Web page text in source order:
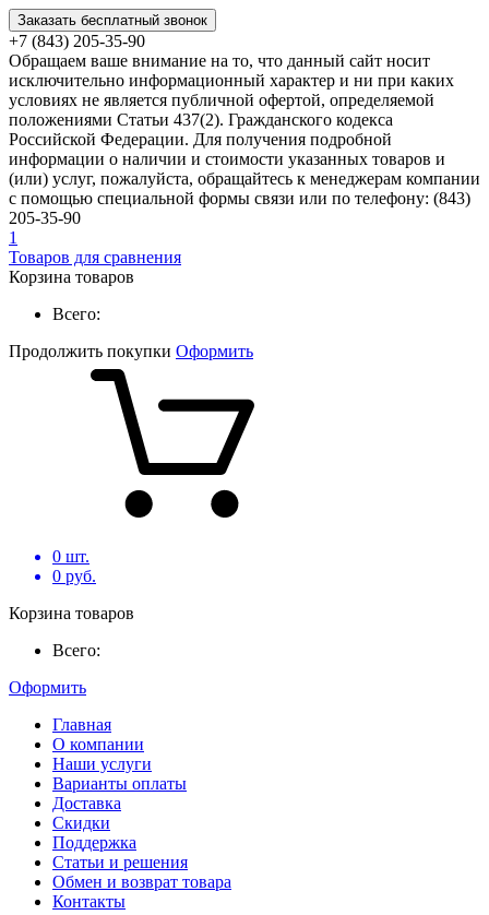
Заказать бесплатный звонок
+7 (843) 205-35-90
Обращаем ваше внимание на то, что данный сайт носит
исключительно информационный характер и ни при каких
условиях не является публичной офертой, определяемой
положениями Статьи 437(2). Гражданского кодекса
Российской Федерации. Для получения подробной
информации о наличии и стоимости указанных товаров и
(или) услуг, пожалуйста, обращайтесь к менеджерам компании
с помощью специальной формы связи или по телефону: (843)
205-35-90
1
Товаров для сравнения
Корзина товаров
Всего:
Продолжить покупки Оформить
0 шт.
0 руб.
Корзина товаров
Всего:
Оформить
Главная
О компании
Наши услуги
Варианты оплаты
Доставка
Скидки
Поддержка
Статьи и решения
Обмен и возврат товара
Контакты